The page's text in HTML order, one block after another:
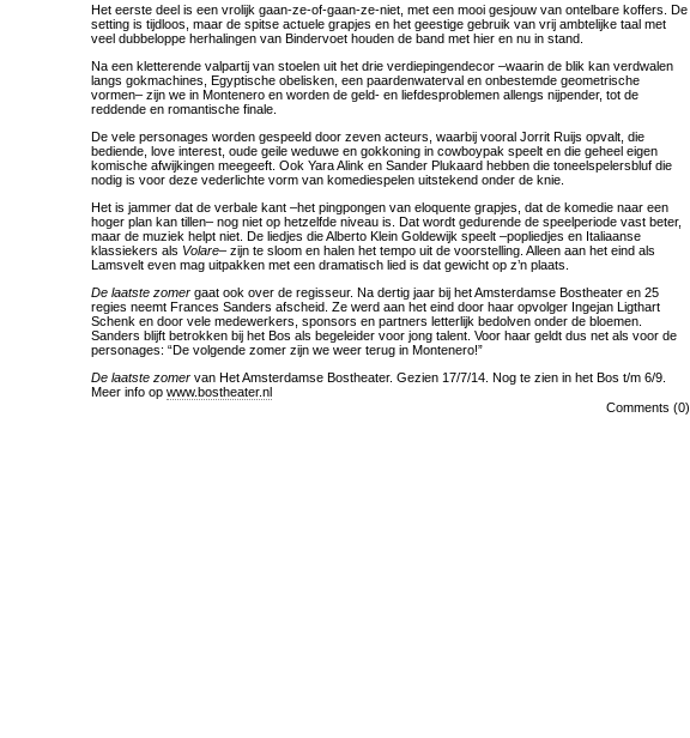
Het eerste deel is een vrolijk gaan-ze-of-gaan-ze-niet, met een mooi gesjouw van ontelbare koffers. De
setting is tijdloos, maar de spitse actuele grapjes en het geestige gebruik van vrij ambtelijke taal met
veel dubbeloppe herhalingen van Bindervoet houden de band met hier en nu in stand.
Na een kletterende valpartij van stoelen uit het drie verdiepingendecor –waarin de blik kan verdwalen
langs gokmachines, Egyptische obelisken, een paardenwaterval en onbestemde geometrische
vormen– zijn we in Montenero en worden de geld- en liefdesproblemen allengs nijpender, tot de
reddende en romantische finale.
De vele personages worden gespeeld door zeven acteurs, waarbij vooral Jorrit Ruijs opvalt, die
bediende, love interest, oude geile weduwe en gokkoning in cowboypak speelt en die geheel eigen
komische afwijkingen meegeeft. Ook Yara Alink en Sander Plukaard hebben die toneelspelersbluf die
nodig is voor deze vederlichte vorm van komediespelen uitstekend onder de knie.
Het is jammer dat de verbale kant –het pingpongen van eloquente grapjes, dat de komedie naar een
hoger plan kan tillen– nog niet op hetzelfde niveau is. Dat wordt gedurende de speelperiode vast beter,
maar de muziek helpt niet. De liedjes die Alberto Klein Goldewijk speelt –popliedjes en Italiaanse
klassiekers als Volare– zijn te sloom en halen het tempo uit de voorstelling. Alleen aan het eind als
Lamsvelt even mag uitpakken met een dramatisch lied is dat gewicht op z’n plaats.
De laatste zomer gaat ook over de regisseur. Na dertig jaar bij het Amsterdamse Bostheater en 25
regies neemt Frances Sanders afscheid. Ze werd aan het eind door haar opvolger Ingejan Ligthart
Schenk en door vele medewerkers, sponsors en partners letterlijk bedolven onder de bloemen.
Sanders blijft betrokken bij het Bos als begeleider voor jong talent. Voor haar geldt dus net als voor de
personages: “De volgende zomer zijn we weer terug in Montenero!”
De laatste zomer van Het Amsterdamse Bostheater. Gezien 17/7/14. Nog te zien in het Bos t/m 6/9.
Meer info op www.bostheater.nl
Comments (0)